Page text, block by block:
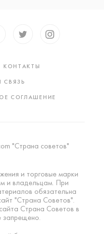
КОНТАКТЫ
СВЯЗЬ
СОГЛАШЕНИЕ
"Страна советов"
и торговые марки
и владельцам. При
обязательна
"Страна Советов".
Страна Советов в
запрещено.